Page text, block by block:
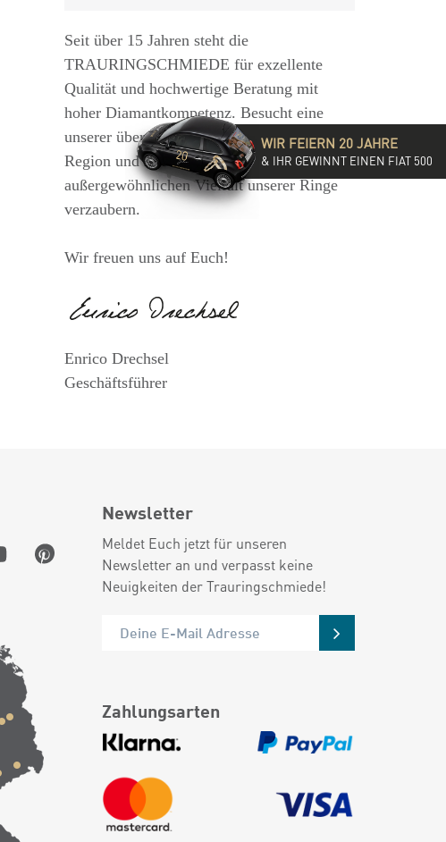
Seit über 15 Jahren steht die
TRAURINGSCHMIEDE für exzellente
Qualität und hochwertige Beratung mit
hoher Diamantkompetenz. Besucht eine
unserer über 35 Filialen in der DACH-
Region und lasst Euch von der
außergewöhnlichen Vielfalt unserer Ringe
verzaubern.
Wir freuen uns auf Euch!
Enrico Drechsel
Geschäftsführer
Newsletter
Meldet Euch jetzt für unseren
Newsletter an und verpasst keine
Neuigkeiten der Trauringschmiede!
Zahlungsarten
WIR FEIERN 20 JAHRE
& IHR GEWINNT EINEN FIAT 500